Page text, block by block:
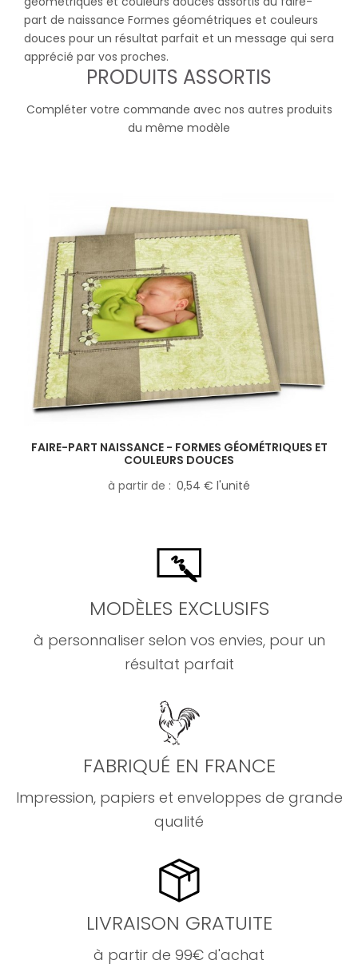
part de naissance Formes géométriques et couleurs
douces pour un résultat parfait et un message qui sera
apprécié par vos proches.
PRODUITS ASSORTIS
Compléter votre commande avec nos autres produits
du même modèle
FAIRE-PART NAISSANCE - FORMES GÉOMÉTRIQUES ET
COULEURS DOUCES
à partir de
0,54 € l'unité
MODÈLES EXCLUSIFS
à personnaliser selon vos envies, pour un
résultat parfait
FABRIQUÉ EN FRANCE
Impression, papiers et enveloppes de grande
qualité
LIVRAISON GRATUITE
à partir de 99€ d'achat